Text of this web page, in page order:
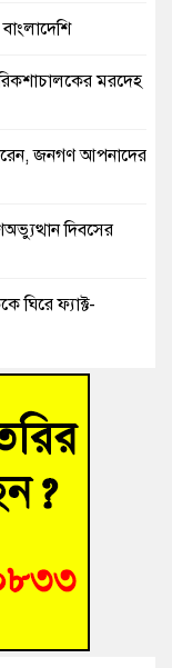
মরদেহ
জনগণ আপনাদের
দিবসের
ঘিরে ফ্যাক্ট-
সংবর্ধনা
রহমান
অবরুদ্ধ জবি